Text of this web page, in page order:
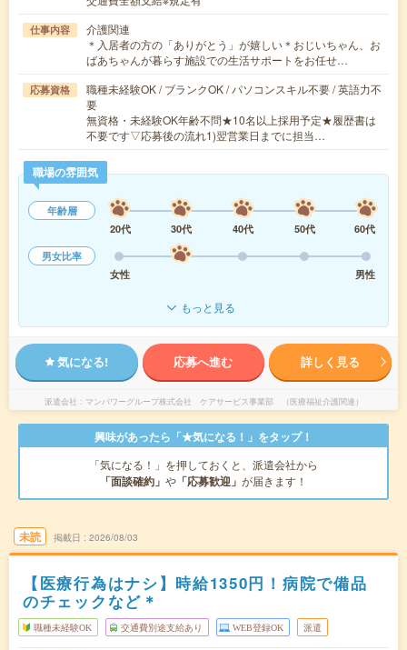
仕事内容
介護関連
＊入居者の方の「ありがとう」が嬉しい＊おじいちゃん、お
ばあちゃんが暮らす施設での生活サポートをお任せ…
応募資格
職種未経験OK / ブランクOK / パソコンスキル不要 / 英語力不
要
無資格・未経験OK年齢不問★10名以上採用予定★履歴書は
不要です▽応募後の流れ1)翌営業日までに担当…
職場の雰囲気
年齢層
20代
30代 40代 50代
60代
男女比率
女性
男性
もっと見る
気になる! 応募へ進む 詳しく見る
派遣会社 マンパワーグループ株式会社 ケアサービス事業部 （医療福祉介護関連）
興味があったら「★気になる！」をタップ！
「気になる！」を押しておくと、派遣会社から
「面談確約」 や 「応募歓迎」 が届きます！
未読 掲載日 2026/08/03
【医療行為はナシ】時給1350円！病院で備品
のチェックなど＊
職種未経験OK 交通費別途支給あり WEB登録OK 派遣